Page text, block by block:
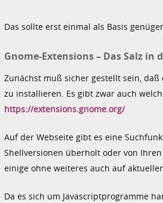
Das sollte erst einmal als Basis
Gnome-Extensions – Das Salz in
Zunächst muß sicher gestellt sein, daß
zu installieren. Es gibt zwar auch
https://extensions.gnome.org/
Auf der Webseite gibt es eine
Shellversionen überholt oder von
einige ohne weiteres auch auf
Da es sich um Javascriptprogramme